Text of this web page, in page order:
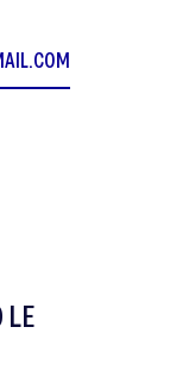
LE